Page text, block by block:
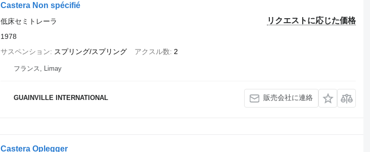
Castera Non spécifié
リクエストに応じた価格
低床セミトレーラ
1978
サスペンション
スプリング/スプリング アクスル数 2
フランス, Limay
GUAINVILLE INTERNATIONAL 販売会社に連絡
Castera Oplegger